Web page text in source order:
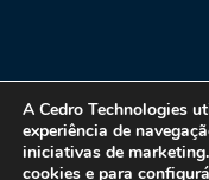
A Cedro Technologies
experiência de
iniciativas de
cookies e para
Copyright 2020 © Cedro